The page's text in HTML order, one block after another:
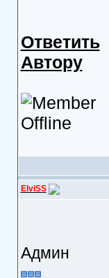
Ответить
Автору
ElviSS
Админ